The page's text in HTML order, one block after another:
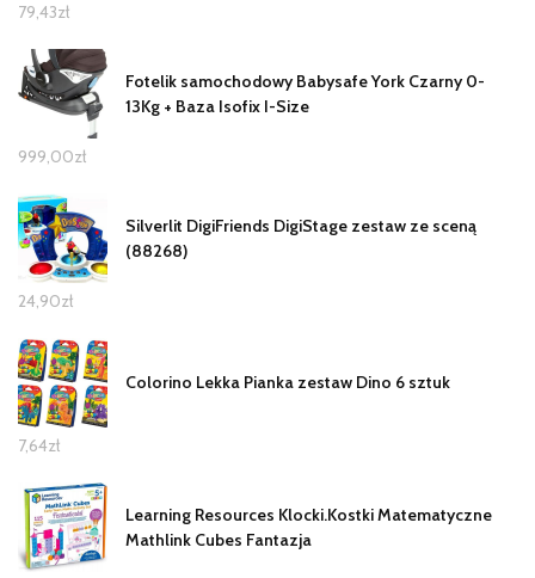
79,43zł
Fotelik samochodowy Babysafe York Czarny 0-
13Kg + Baza Isofix I-Size
999,00zł
Silverlit DigiFriends DigiStage zestaw ze sceną
(88268)
24,90zł
Colorino Lekka Pianka zestaw Dino 6 sztuk
7,64zł
Learning Resources Klocki.Kostki Matematyczne
Mathlink Cubes Fantazja